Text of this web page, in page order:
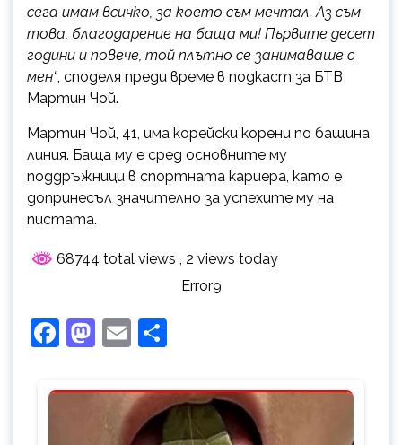
сега имам всичко, за което съм мечтал. Аз съм
това, благодарение на баща ми! Първите десет
години и повече, той плътно се занимаваше с
мен“ , споделя преди време в подкаст за БТВ
Мартин Чой.
Мартин Чой, 41, има корейски корени по бащина
линия. Баща му е сред основните му
поддръжници в спортната кариера, като е
допринесъл значително за успехите му на
пистата.
68744 total views
, 2 views today
Error9
Facebook
Mastodon
Email